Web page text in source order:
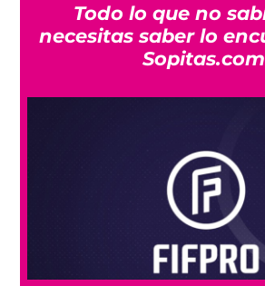
Todo lo que no
necesitas saber lo
Sopitas.com